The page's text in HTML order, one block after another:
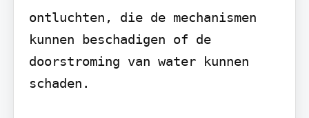
ontluchten, die de mechanismen
kunnen beschadigen of de
doorstroming van water kunnen
schaden.